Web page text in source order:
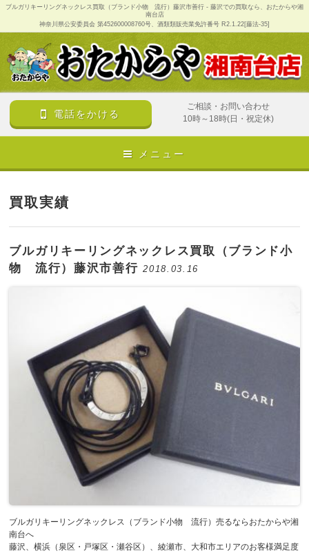
ブルガリキーリングネックレス買取（ブランド小物 流行）藤沢市善行 - 藤沢での買取なら、おたからや湘
南台店
神奈川県公安委員会 第452600008760号、酒類類販売業免許番号 R2.1.22[藤法-35]
電話をかける
ご相談・お問い合わせ
10時～18時(日・祝定休)
メニュー
買取実績
ブルガリキーリングネックレス買取（ブランド小
物 流行）藤沢市善行2018.03.16
ブルガリキーリングネックレス（ブランド小物 流行）売るならおたからや湘
南台へ
藤沢、横浜（泉区・戸塚区・瀬谷区）、綾瀬市、大和市エリアのお客様満足度